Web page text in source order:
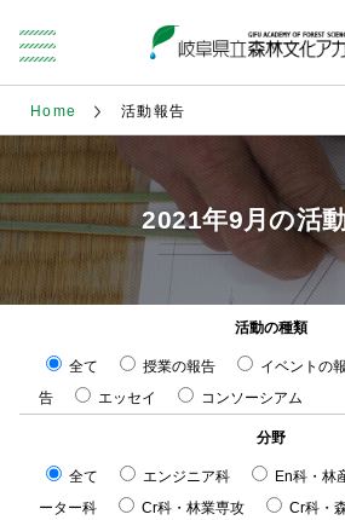
Home 活動報告
2021年9月の活
活動の種類
全て 授業の報告 イベントの
告
エッセイ コンソーシアム
分野
全て エンジニア科 En科・林
ーター科
Cr科・林業専攻
Cr科・